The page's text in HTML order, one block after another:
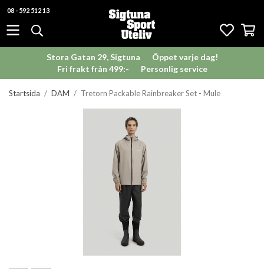
08 - 592 512 13
Stora Gatan 29, Sigtuna
Öppet varje dag!
Fri frakt från 499:-
Personlig service
Startsida / DAM / Tretorn Packable Rainbreaker Set - Mule